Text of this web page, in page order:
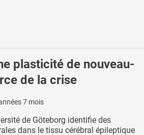
plasticité de nouveau-
de la crise
7 mois
de Göteborg identifie des
dans le tissu cérébral épileptique